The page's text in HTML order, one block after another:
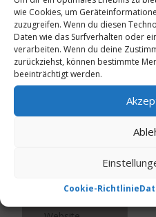
wie Cookies, um
zuzugreifen. Wenn du diesen
Daten wie das Surfverhalten oder
verarbeiten. Wenn du deine
zurückziehst, können bestimmte
beeinträchtigt werden.
Cookie-Richtlinie
Kommentar*
E-Mail-Adresse*